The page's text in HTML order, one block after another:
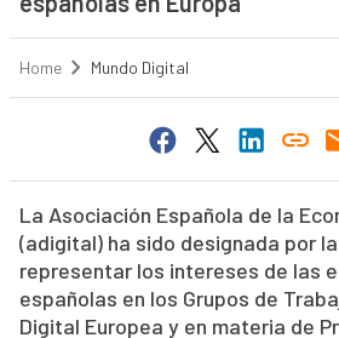
Home Mundo Digital
La Asociación Española de la
(adigital) ha sido designada por la
representar los intereses de las
españolas en los Grupos de
Digital Europea y en materia de